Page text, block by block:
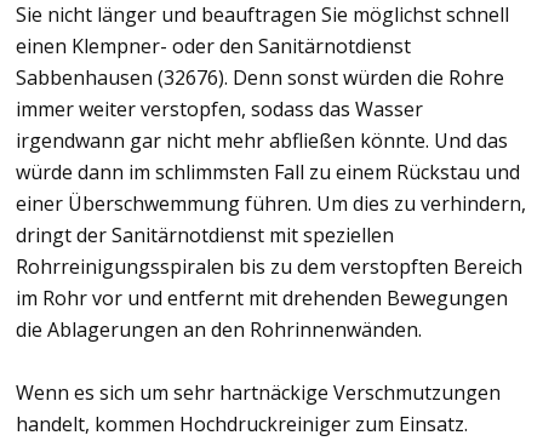
Sie nicht länger und beauftragen Sie möglichst schnell
einen Klempner- oder den Sanitärnotdienst
Sabbenhausen (32676). Denn sonst würden die Rohre
immer weiter verstopfen, sodass das Wasser
irgendwann gar nicht mehr abfließen könnte. Und das
würde dann im schlimmsten Fall zu einem Rückstau und
einer Überschwemmung führen. Um dies zu verhindern,
dringt der Sanitärnotdienst mit speziellen
Rohrreinigungsspiralen bis zu dem verstopften Bereich
im Rohr vor und entfernt mit drehenden Bewegungen
die Ablagerungen an den Rohrinnenwänden.
Wenn es sich um sehr hartnäckige Verschmutzungen
handelt, kommen Hochdruckreiniger zum Einsatz.